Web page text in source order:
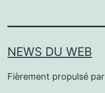
NEWS DU WEB
Fièrement propulsé par